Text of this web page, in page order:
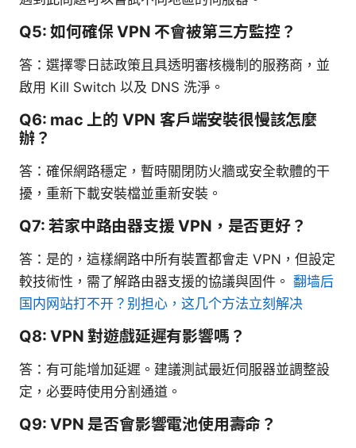
Q5: 如何確保 VPN 不會被第三方監控？
答：選擇零日誌政策且具透明審核機制的服務商，並
啟用 Kill Switch 以及 DNS 洗淨。
Q6: mac 上的 VPN 客戶端安裝很慢該怎麼
辦？
答：確保網路穩定，暫時關閉防火牆或安全軟體的干
擾，重新下載安裝檔並重新安裝。
Q7: 若家中路由器支援 VPN，是否更好？
答：是的，這樣網路中所有裝置都會走 VPN，但設定
較技術性，需了解路由器支援的協議與固件。 翻墙后
国内网站打不开？别担心，这几个方法立刻解决
Q8: VPN 對遊戲延遲有影響嗎？
答：有可能增加延遲。建議測試最近伺服器並調整設
定，必要時使用分割通道。
Q9: VPN 是否會影響電池使用壽命？